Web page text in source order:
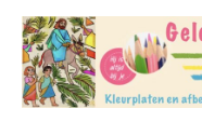
naar
inhoud